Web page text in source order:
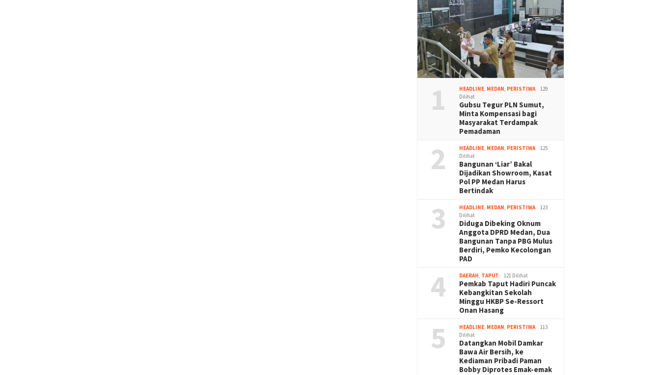
1 HEADLINE, MEDAN, PERISTIWA
129
Dilihat
Gubsu Tegur PLN Sumut,
Minta Kompensasi bagi
Masyarakat Terdampak
Pemadaman
2 HEADLINE, MEDAN, PERISTIWA
125
Dilihat
Bangunan ‘Liar’ Bakal
Dijadikan Showroom, Kasat
Pol PP Medan Harus
Bertindak
3 HEADLINE, MEDAN, PERISTIWA
123
Dilihat
Diduga Dibeking Oknum
Anggota DPRD Medan, Dua
Bangunan Tanpa PBG Mulus
Berdiri, Pemko Kecolongan
PAD
4 DAERAH, TAPUT 121 Dilihat
Pemkab Taput Hadiri Puncak
Kebangkitan Sekolah
Minggu HKBP Se-Ressort
Onan Hasang
5 HEADLINE, MEDAN, PERISTIWA
113
Dilihat
Datangkan Mobil Damkar
Bawa Air Bersih, ke
Kediaman Pribadi Paman
Bobby Diprotes Emak-emak